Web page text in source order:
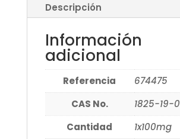
Descripción
Información
adicional
Referencia
674475
CAS No.
1825-19-0
Cantidad
1x100mg